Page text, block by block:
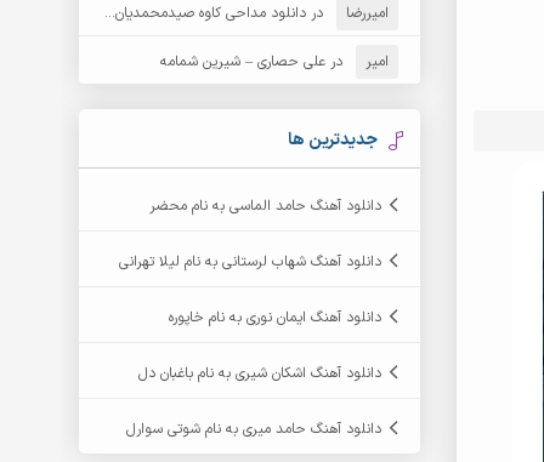
امیررضا دردانلود مداحی کاوه صیدمحمدیان به نام سردار باوفا
امیر درعلی حصاری – شیرین شمامه
جدیدترین ها
دانلود آهنگ حامد الماسی به نام محضر
دانلود آهنگ شهاب لرستانی به نام لیلا تهرانی
دانلود آهنگ ایمان نوری به نام خاپوره
دانلود آهنگ اشکان شیری به نام باغبان دل
دانلود آهنگ حامد میری به نام شوتی سوارل